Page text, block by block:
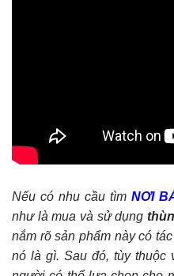
Nếu có nhu cầu tìm NƠI
như là mua và sử dụng
nắm rõ sản phẩm này có
nó là gì. Sau đó, tùy thuộc